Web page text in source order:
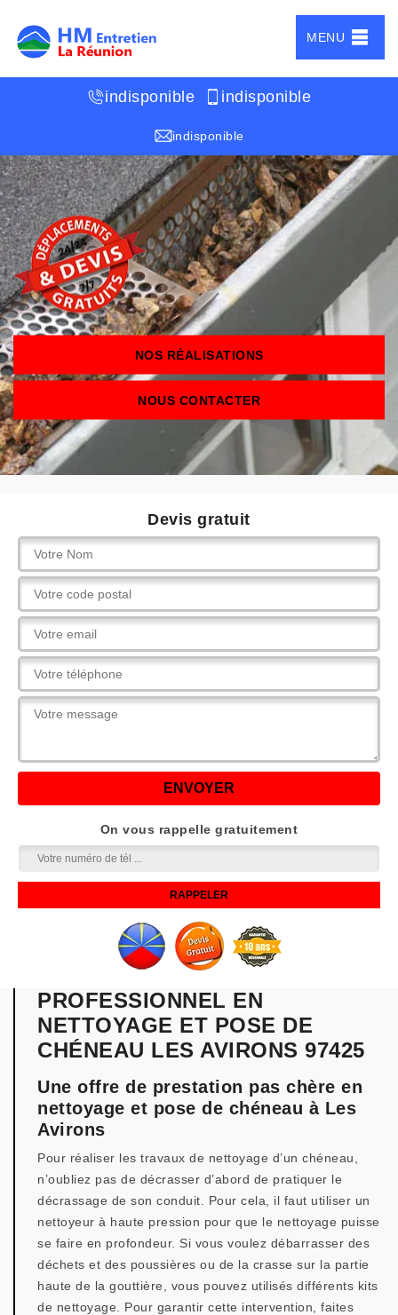
MENU
indisponible indisponible
indisponible
NOS RÉALISATIONS
NOUS CONTACTER
Devis gratuit
On vous rappelle gratuitement
PROFESSIONNEL EN
NETTOYAGE ET POSE DE
CHÉNEAU LES AVIRONS 97425
Une offre de prestation pas chère en
nettoyage et pose de chéneau à Les
Avirons
Pour réaliser les travaux de nettoyage d’un chéneau,
n’oubliez pas de décrasser d’abord de pratiquer le
décrassage de son conduit. Pour cela, il faut utiliser un
nettoyeur à haute pression pour que le nettoyage puisse
se faire en profondeur. Si vous voulez débarrasser des
déchets et des poussières ou de la crasse sur la partie
haute de la gouttière, vous pouvez utilisés différents kits
de nettoyage. Pour garantir cette intervention, faites